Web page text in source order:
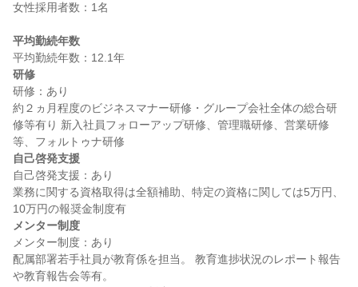
女性採用者数：1名
平均勤続年数
研修
研修：あり
約２ヵ月程度のビジネスマナー研修・グループ会社全体の総合研
修等有り 新入社員フォローアップ研修、管理職研修、営業研修
自己啓発支援
自己啓発支援：あり
業務に関する資格取得は全額補助、特定の資格に関しては5万円、
メンター制度
メンター制度：あり
配属部署若手社員が教育係を担当。 教育進捗状況のレポート報告